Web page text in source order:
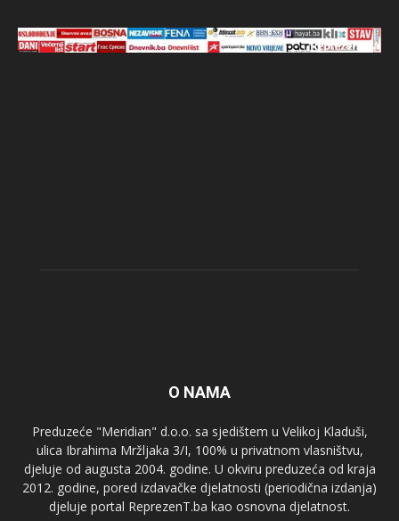
O NAMA
Preduzeće "Meridian" d.o.o. sa sjedištem u Velikoj Kladuši,
ulica Ibrahima Mržljaka 3/I, 100% u privatnom vlasništvu,
djeluje od augusta 2004. godine. U okviru preduzeća od kraja
2012. godine, pored izdavačke djelatnosti (periodična izdanja)
djeluje portal ReprezenT.ba kao osnovna djelatnost.